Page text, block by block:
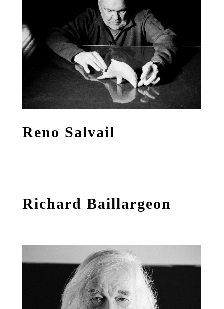
Reno Salvail
Richard Baillargeon